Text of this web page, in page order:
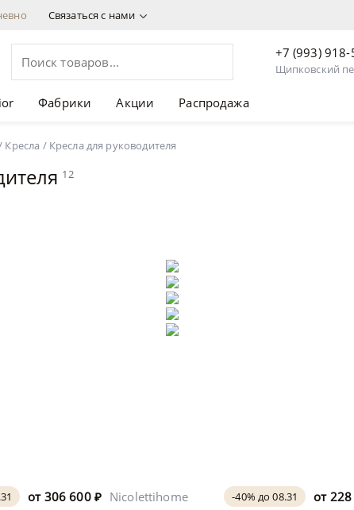
Связаться с нами
+7 (993) 918-
Щипковский
Фабрики Акции Распродажа
Кресла / Кресла для руководителя
12
от 306 600 ₽ от
-40% до 08.31
Nicolettihome